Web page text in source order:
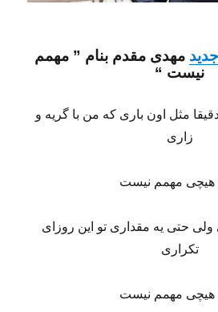
مهدی مقدم بنام ” مهمم
نیست “
مثل اون باری که من با گریه و
زاری
هیچی مهمم نیست
ولی حتی یه مقداری تو این روزای
تکراری
هیچی مهمم نیست